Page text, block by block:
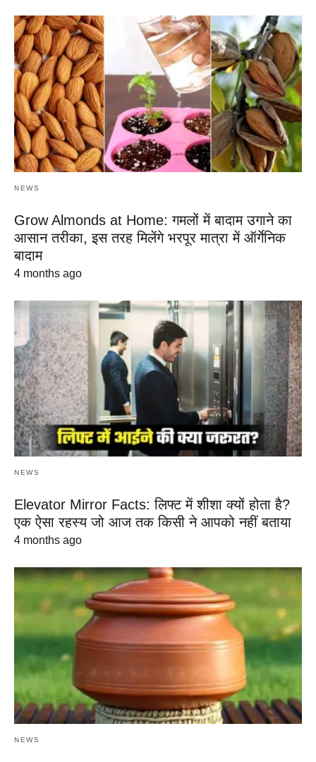
NEWS
Grow Almonds at Home: गमलों में बादाम उगाने का
आसान तरीका, इस तरह मिलेंगे भरपूर मात्रा में ऑर्गेनिक
बादाम
4 months ago
NEWS
Elevator Mirror Facts: लिफ्ट में शीशा क्यों होता है?
एक ऐसा रहस्य जो आज तक किसी ने आपको नहीं बताया
4 months ago
NEWS